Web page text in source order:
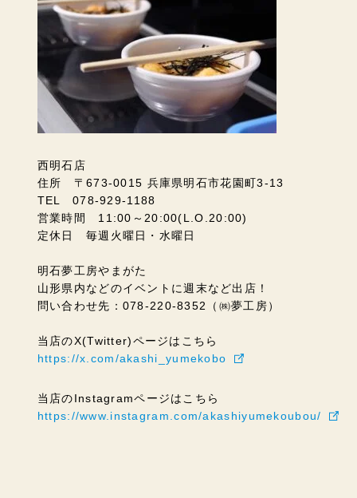
西明石店
住所 〒673-0015 兵庫県明石市花園町3-13
TEL 078-929-1188
営業時間 11:00～20:00(L.O.20:00)
定休日 毎週火曜日・水曜日
明石夢工房やまがた
山形県内などのイベントに週末など出店！
問い合わせ先：078-220-8352（㈱夢工房）
当店のX(Twitter)ページはこちら
https://x.com/akashi_yumekobo
当店のInstagramページはこちら
https://www.instagram.com/akashiyumekoubou/